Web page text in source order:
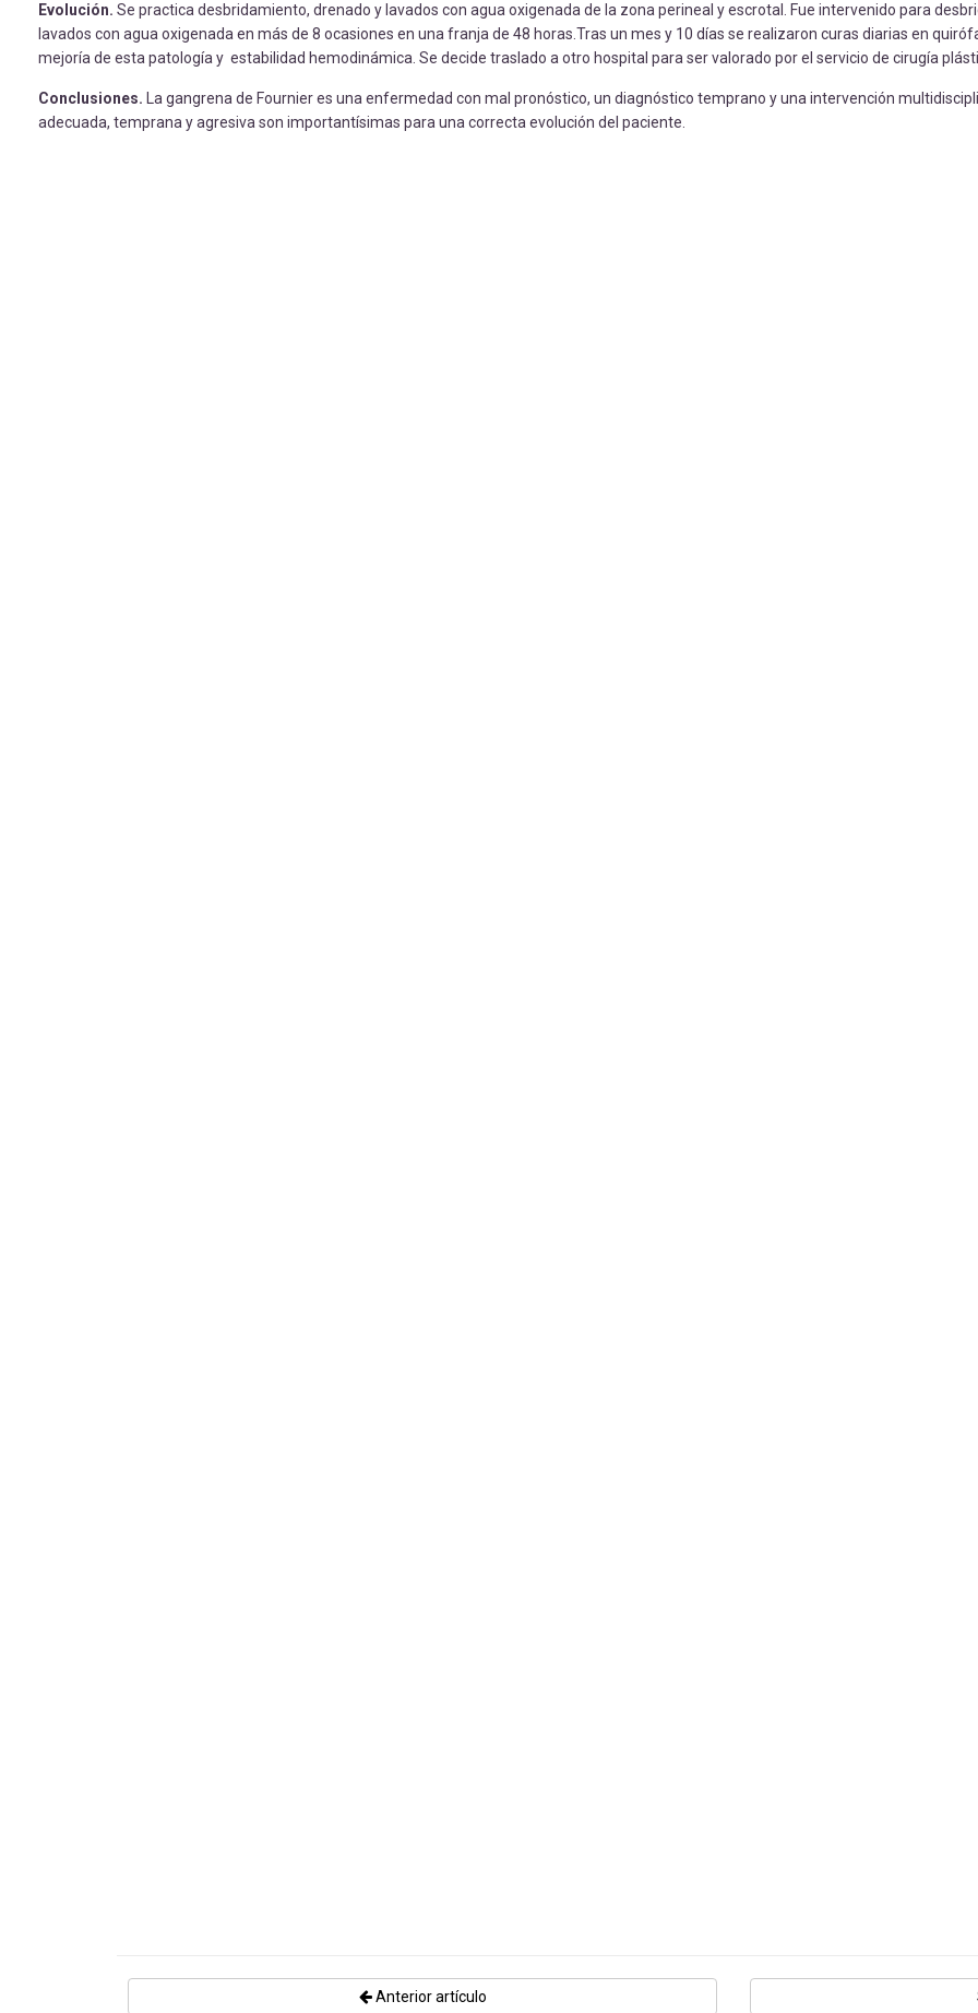
Evolución. Se practica desbridamiento, drenado y lavados con agua oxigenada de la zona perineal y escrotal. Fue intervenido para
lavados con agua oxigenada en más de 8 ocasiones en una franja de 48 horas.Tras un mes y 10 días se realizaron curas diarias en
mejoría de esta patología y estabilidad hemodinámica. Se decide traslado a otro hospital para ser valorado por el servicio de cirugía
Conclusiones.
La gangrena de Fournier es una enfermedad con mal pronóstico, un diagnóstico temprano y una intervención
adecuada, temprana y agresiva son importantísimas para una correcta evolución del paciente.
Anterior artículo